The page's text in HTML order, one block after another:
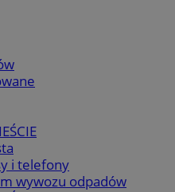
i telefony
wywozu odpadów